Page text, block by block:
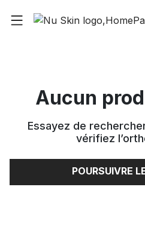
Aucun
Essayez de
vérifiez
POURSUIVRE